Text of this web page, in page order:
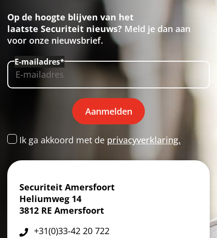
Op de hoogte blijven van het
laatste Securiteit nieuws? Meld je dan aan
voor onze nieuwsbrief.
E-mailadres*
Aanmelden
Ik ga akkoord met de privacyverklaring.
Securiteit Amersfoort
Heliumweg 14
3812 RE Amersfoort
+31(0)33-42 20 722